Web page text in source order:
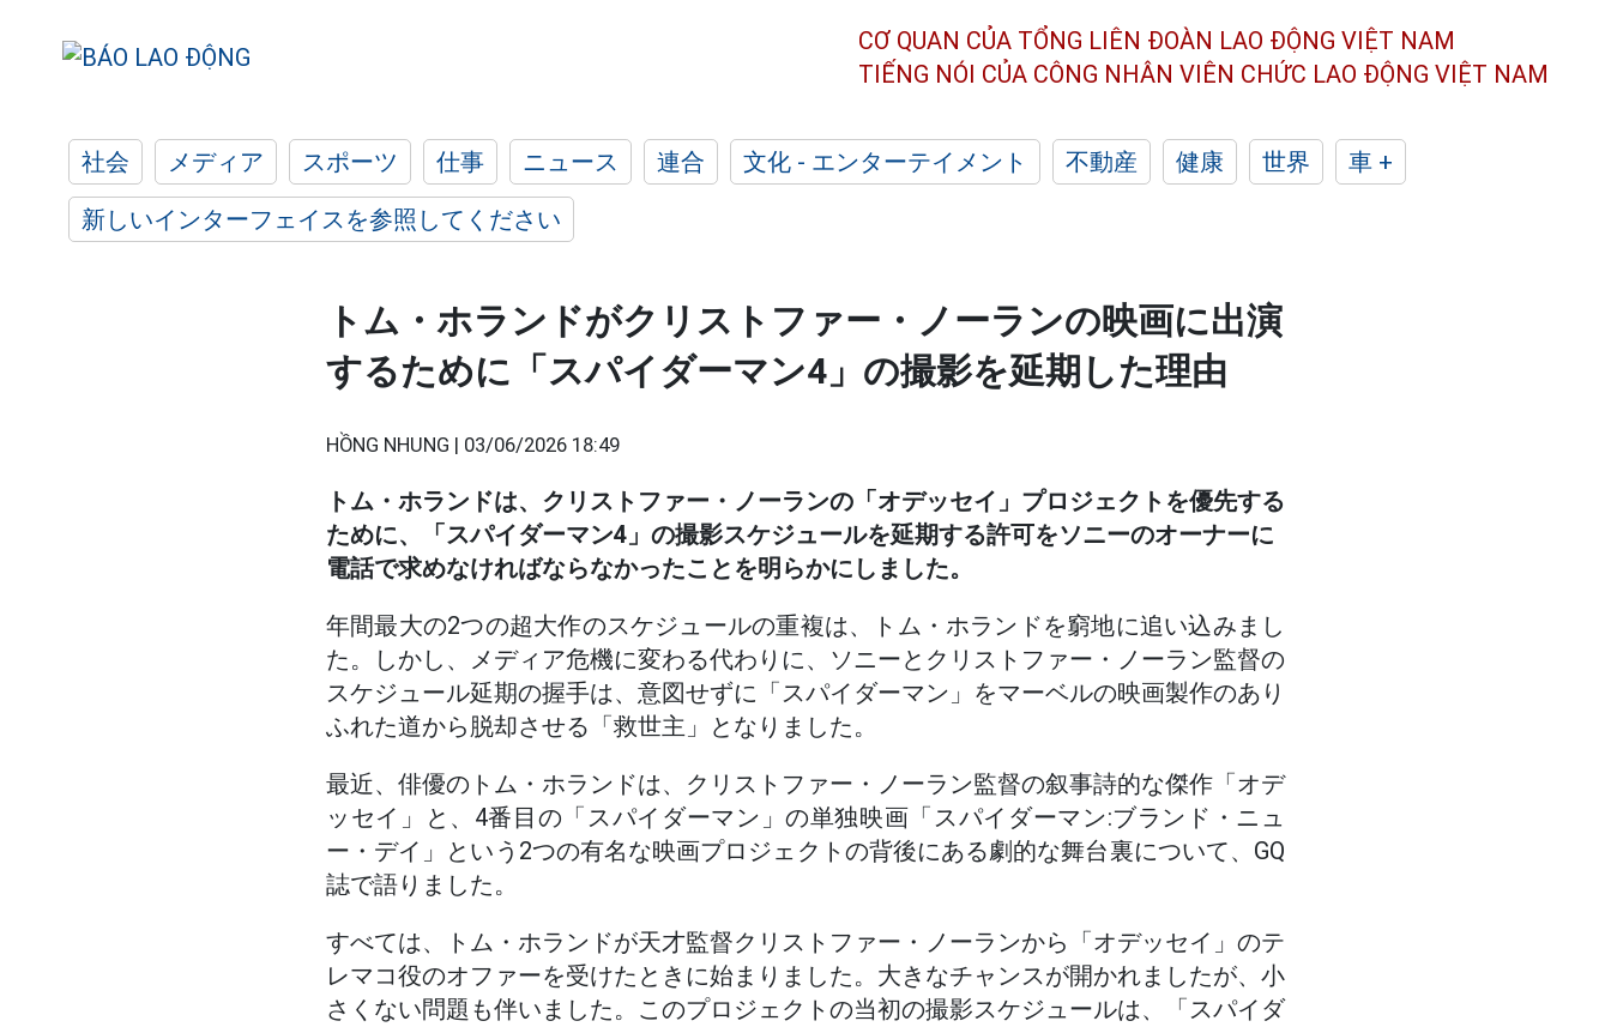
CƠ QUAN CỦA TỔNG LIÊN ĐOÀN LAO ĐỘNG VIỆT NAM
TIẾNG NÓI CỦA CÔNG NHÂN VIÊN CHỨC LAO ĐỘNG VIỆT NAM
社会 メディア スポーツ 仕事 ニュース 連合 文化 - エンターテイメント 不動産 健康 世界
車 +
新しいインターフェイスを参照してください
トム・ホランドがクリストファー・ノーランの映画に出演
するために「スパイダーマン4」の撮影を延期した理由
HỒNG NHUNG | 03/06/2026 18:49
トム・ホランドは、クリストファー・ノーランの「オデッセイ」プロジェクトを優先する
ために、「スパイダーマン4」の撮影スケジュールを延期する許可をソニーのオーナーに
電話で求めなければならなかったことを明らかにしました。
年間最大の2つの超大作のスケジュールの重複は、トム・ホランドを窮地に追い込みまし
た。しかし、メディア危機に変わる代わりに、ソニーとクリストファー・ノーラン監督の
スケジュール延期の握手は、意図せずに「スパイダーマン」をマーベルの映画製作のあり
ふれた道から脱却させる「救世主」となりました。
最近、俳優のトム・ホランドは、クリストファー・ノーラン監督の叙事詩的な傑作「オデ
ッセイ」と、4番目の「スパイダーマン」の単独映画「スパイダーマン:ブランド・ニュ
ー・デイ」という2つの有名な映画プロジェクトの背後にある劇的な舞台裏について、GQ
誌で語りました。
すべては、トム・ホランドが天才監督クリストファー・ノーランから「オデッセイ」のテ
レマコ役のオファーを受けたときに始まりました。大きなチャンスが開かれましたが、小
さくない問題も伴いました。このプロジェクトの当初の撮影スケジュールは、「スパイダ